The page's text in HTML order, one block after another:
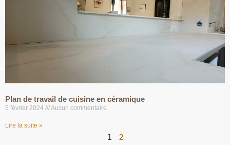
Plan de travail de cuisine en céramique
5 février 2024 Aucun commentaire
Lire la suite »
1 2